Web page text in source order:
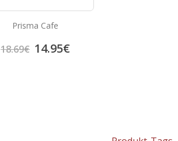
Prisma Cafe
18.69€ 14.95€